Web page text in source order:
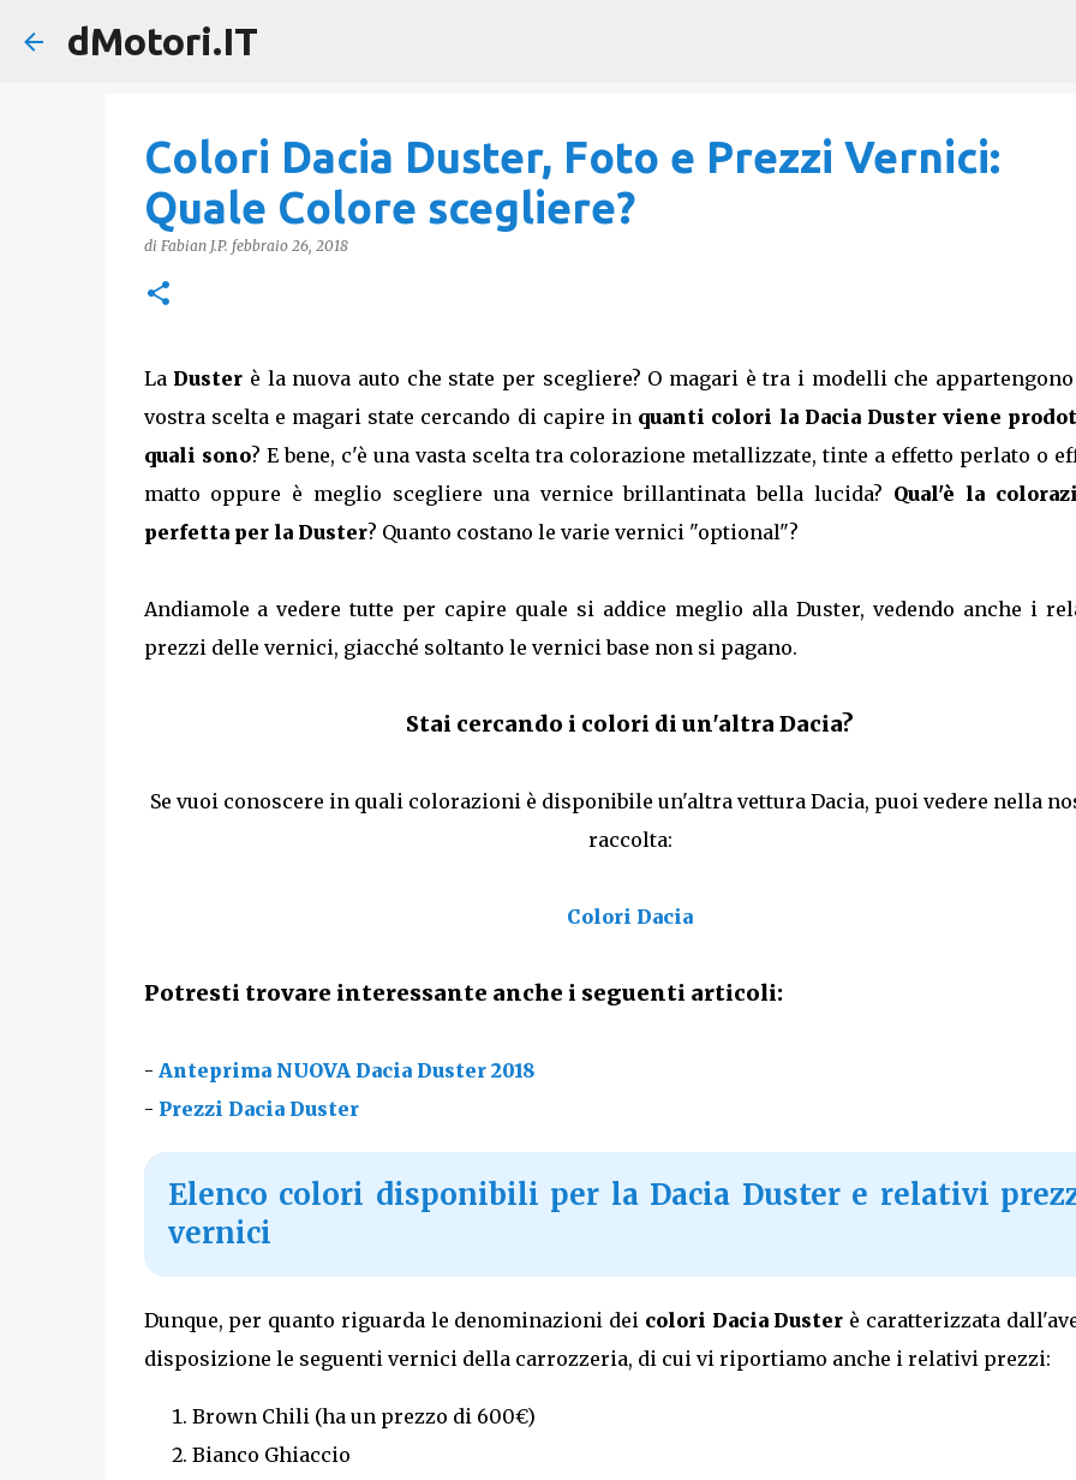
dMotori.IT
Colori Dacia Duster, Foto e Prezzi Vernici:
Quale Colore scegliere?
di Fabian J.P. febbraio 26, 2018
LaDuster è la nuova auto che state per scegliere? O magari è tra i modelli che
vostra scelta e magari state cercando di capire in quanti colori la Dacia Duster viene
quali sono? E bene, c'è una vasta scelta tra colorazione metallizzate, tinte a effetto perlato o
matto oppure è meglio scegliere una vernice brillantinata bella lucida? Qual'è la
perfetta per la Duster? Quanto costano le varie vernici "optional"?
Andiamole a vedere tutte per capire quale si addice meglio alla Duster, vedendo anche i
prezzi delle vernici, giacché soltanto le vernici base non si pagano.
Stai cercando i colori di un'altra Dacia?
Se vuoi conoscere in quali colorazioni è disponibile un'altra vettura Dacia, puoi vedere nella
raccolta:
Colori Dacia
Potresti trovare interessante anche i seguenti articoli:
- Anteprima NUOVA Dacia Duster 2018
- Prezzi Dacia Duster
Elenco colori disponibili per la Dacia Duster e relativi
vernici
Dunque, per quanto riguarda le denominazioni dei colori Dacia Duster è caratterizzata
disposizione le seguenti vernici della carrozzeria, di cui vi riportiamo anche i relativi prezzi:
Brown Chili (ha un prezzo di 600€)
Bianco Ghiaccio